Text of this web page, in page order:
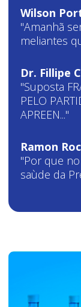
Wilson
"Amanhã
meliantes
Dr. Fillipe
"Suposta
PELO
APREEN..."
Ramon
"Por que
saùde da